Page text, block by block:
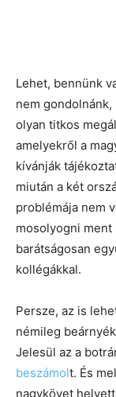
Lehet, bennünk
nem
olyan titkos
amelyekről a
kívánják
miután a két
problémája nem
mosolyogni ment
barátságosan
kollégákkal.
Persze, az is
némileg
Jelesül az a
beszámolt. És
nagykövet